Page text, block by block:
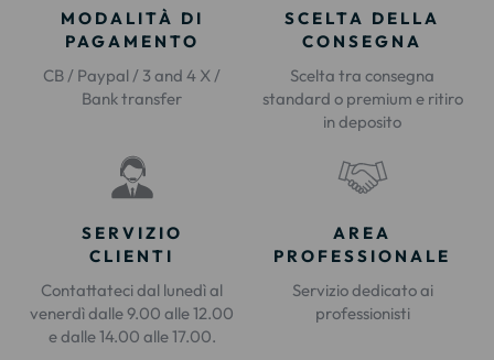
MODALITÀ DI
PAGAMENTO
CB / Paypal / 3 and 4 X /
Bank transfer
SCELTA DELLA
CONSEGNA
Scelta tra consegna
standard o premium e ritiro
in deposito
SERVIZIO
CLIENTI
Contattateci dal lunedì al
venerdì dalle 9.00 alle 12.00
e dalle 14.00 alle 17.00.
AREA
PROFESSIONALE
Servizio dedicato ai
professionisti